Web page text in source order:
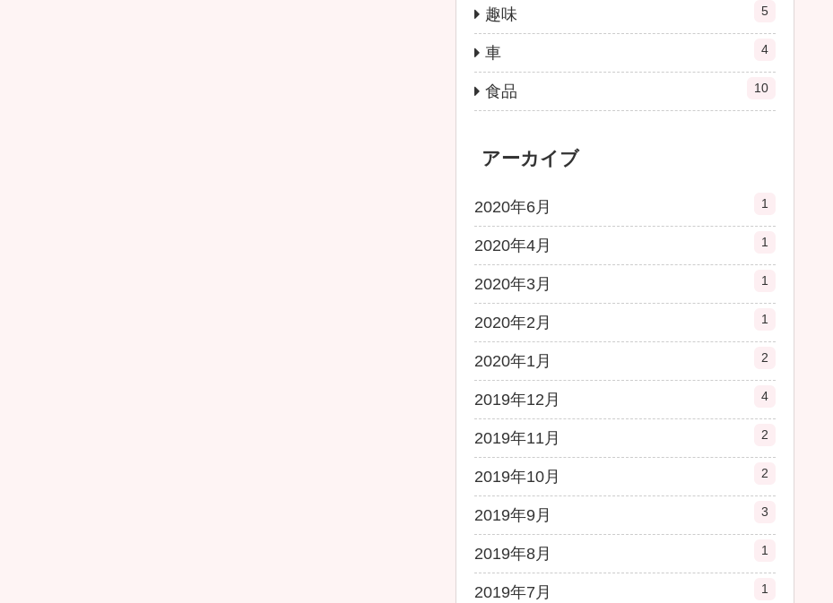
趣味 5
車 4
食品 10
アーカイブ
2020年6月 1
2020年4月 1
2020年3月 1
2020年2月 1
2020年1月 2
2019年12月 4
2019年11月 2
2019年10月 2
2019年9月 3
2019年8月 1
2019年7月 1